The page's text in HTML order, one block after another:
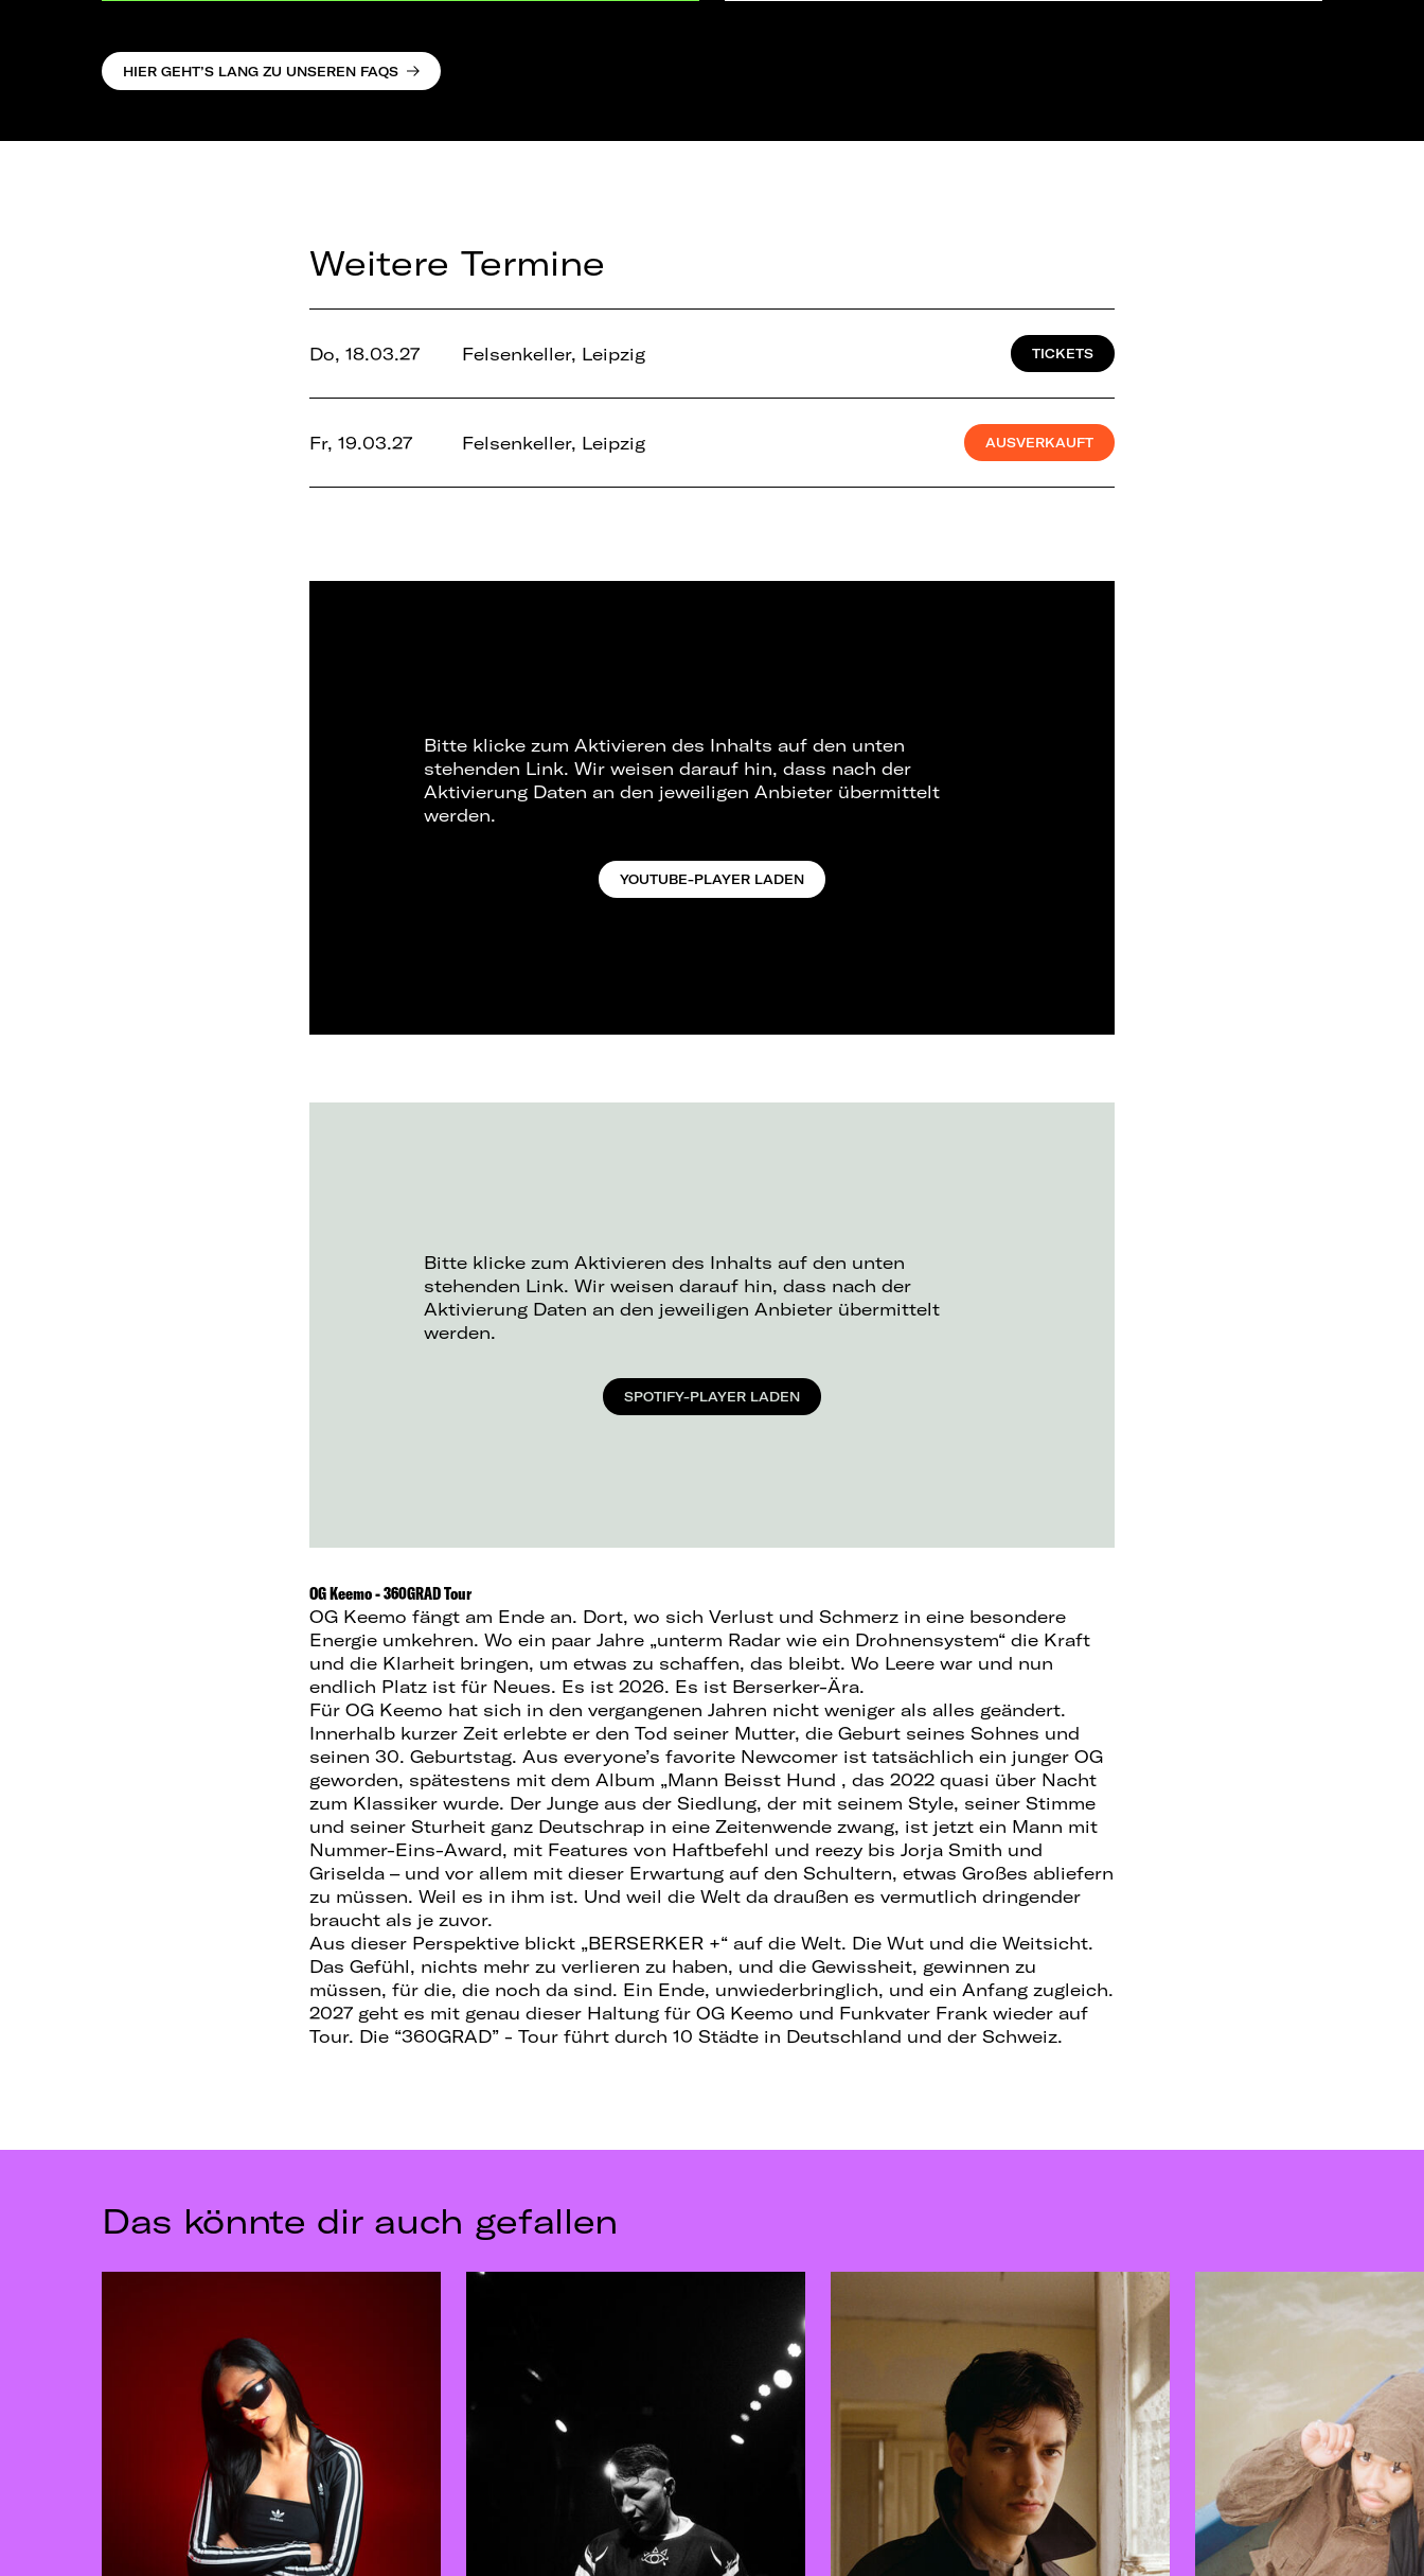
HIER GEHT’S LANG ZU UNSEREN FAQS
Weitere Termine
Do, 18.03.27 Felsenkeller, Leipzig TICKETS
Fr, 19.03.27 Felsenkeller, Leipzig AUSVERKAUFT
Bitte klicke zum Aktivieren des Inhalts auf den unten
stehenden Link. Wir weisen darauf hin, dass nach der
Aktivierung Daten an den jeweiligen Anbieter übermittelt
werden.
YOUTUBE-PLAYER LADEN
Bitte klicke zum Aktivieren des Inhalts auf den unten
stehenden Link. Wir weisen darauf hin, dass nach der
Aktivierung Daten an den jeweiligen Anbieter übermittelt
werden.
SPOTIFY-PLAYER LADEN
OG Keemo - 360GRAD Tour
OG Keemo fängt am Ende an. Dort, wo sich Verlust und Schmerz in eine besondere
Energie umkehren. Wo ein paar Jahre „unterm Radar wie ein Drohnensystem“ die Kraft
und die Klarheit bringen, um etwas zu schaffen, das bleibt. Wo Leere war und nun
endlich Platz ist für Neues. Es ist 2026. Es ist Berserker-Ära.
Für OG Keemo hat sich in den vergangenen Jahren nicht weniger als alles geändert.
Innerhalb kurzer Zeit erlebte er den Tod seiner Mutter, die Geburt seines Sohnes und
seinen 30. Geburtstag. Aus everyone’s favorite Newcomer ist tatsächlich ein junger OG
geworden, spätestens mit dem Album „Mann Beisst Hund , das 2022 quasi über Nacht
zum Klassiker wurde. Der Junge aus der Siedlung, der mit seinem Style, seiner Stimme
und seiner Sturheit ganz Deutschrap in eine Zeitenwende zwang, ist jetzt ein Mann mit
Nummer-Eins-Award, mit Features von Haftbefehl und reezy bis Jorja Smith und
Griselda – und vor allem mit dieser Erwartung auf den Schultern, etwas Großes abliefern
zu müssen. Weil es in ihm ist. Und weil die Welt da draußen es vermutlich dringender
braucht als je zuvor.
Aus dieser Perspektive blickt „BERSERKER +“ auf die Welt. Die Wut und die Weitsicht.
Das Gefühl, nichts mehr zu verlieren zu haben, und die Gewissheit, gewinnen zu
müssen, für die, die noch da sind. Ein Ende, unwiederbringlich, und ein Anfang zugleich.
2027 geht es mit genau dieser Haltung für OG Keemo und Funkvater Frank wieder auf
Tour. Die “360GRAD” - Tour führt durch 10 Städte in Deutschland und der Schweiz.
Das könnte dir auch gefallen